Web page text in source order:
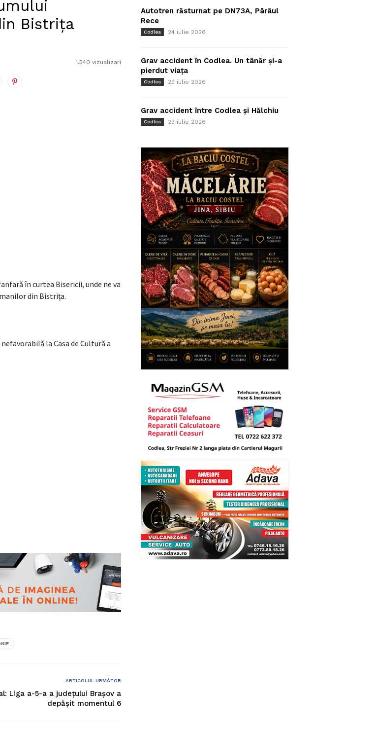
Bistrița
1.540 vizualizari
în curtea Bisericii, unde ne va
din Bistrița.
la Casa de Cultură a
ARTICOLUL URMĂTOR
Liga a-5-a a județului Brașov a
depășit momentul 6
Autotren răsturnat pe DN73A, Pârâul
Rece
Codlea 24 iulie 2026
Grav accident în Codlea. Un tânăr și-a
pierdut viața
Codlea 23 iulie 2026
Grav accident între Codlea și Hălchiu
Codlea 23 iulie 2026